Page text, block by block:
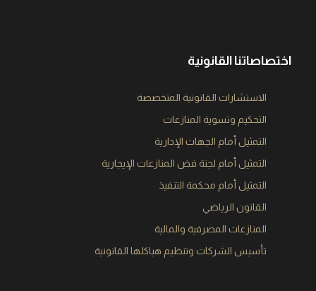
اختصاصاتنا القانونية
الاستشارات القانونية المتخصصة​
التحكيم وتسوية المنازعات​
التمثيل أمام الجهات الإدارية​
التمثيل أمام لجنة فض المنازعات الإيجارية​
التمثيل أمام محكمة التنفيذ​
القانون الرياضي​
المنازعات المصرفية والمالية​
تأسيس الشركات وتنظيم هياكلها القانونية​